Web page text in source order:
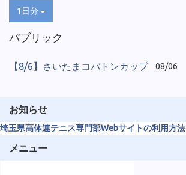
1日分
パブリック
【8/6】さいたまコバトンカップ 08/06
お知らせ
埼玉県高体連テニス専門部Webサイトの利用方法
メニュー